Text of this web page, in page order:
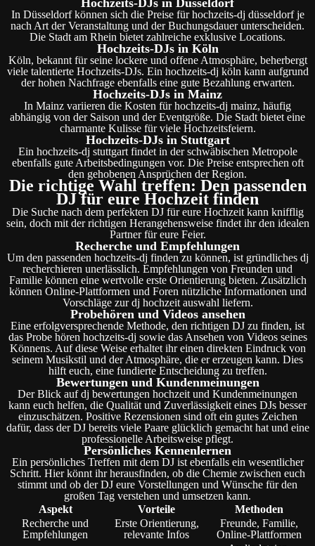
In Düsseldorf können sich die Preise für hochzeits-dj düsseldorf je
nach Art der Veranstaltung und der Buchungsdauer unterscheiden.
Die Stadt am Rhein bietet zahlreiche exklusive Locations.
Hochzeits-DJs in Köln
Köln, bekannt für seine lockere und offene Atmosphäre, beherbergt
viele talentierte Hochzeits-DJs. Ein hochzeits-dj köln kann aufgrund
der hohen Nachfrage ebenfalls eine gute Bezahlung erwarten.
Hochzeits-DJs in Mainz
In Mainz variieren die Kosten für hochzeits-dj mainz, häufig
abhängig von der Saison und der Eventgröße. Die Stadt bietet eine
charmante Kulisse für viele Hochzeitsfeiern.
Hochzeits-DJs in Stuttgart
Ein hochzeits-dj stuttgart findet in der schwäbischen Metropole
ebenfalls gute Arbeitsbedingungen vor. Die Preise entsprechen oft
den gehobenen Ansprüchen der Region.
Die richtige Wahl treffen: Den passenden
DJ für eure Hochzeit finden
Die Suche nach dem perfekten DJ für eure Hochzeit kann knifflig
sein, doch mit der richtigen Herangehensweise findet ihr den idealen
Partner für eure Feier.
Recherche und Empfehlungen
Um den passenden hochzeits-dj finden zu können, ist gründliches dj
recherchieren unerlässlich. Empfehlungen von Freunden und
Familie können eine wertvolle erste Orientierung bieten. Zusätzlich
können Online-Plattformen und Foren nützliche Informationen und
Vorschläge zur dj hochzeit auswahl liefern.
Probehören und Videos ansehen
Eine erfolgversprechende Methode, den richtigen DJ zu finden, ist
das Probe hören hochzeits-dj sowie das Ansehen von Videos seines
Könnens. Auf diese Weise erhaltet ihr einen direkten Eindruck von
seinem Musikstil und der Atmosphäre, die er erzeugen kann. Dies
hilft euch, eine fundierte Entscheidung zu treffen.
Bewertungen und Kundenmeinungen
Der Blick auf dj bewertungen hochzeit und Kundenmeinungen
kann euch helfen, die Qualität und Zuverlässigkeit eines DJs besser
einzuschätzen. Positive Rezensionen sind oft ein gutes Zeichen
dafür, dass der DJ bereits viele Paare glücklich gemacht hat und eine
professionelle Arbeitsweise pflegt.
Persönliches Kennenlernen
Ein persönliches Treffen mit dem DJ ist ebenfalls ein wesentlicher
Schritt. Hier könnt ihr herausfinden, ob die Chemie zwischen euch
stimmt und ob der DJ eure Vorstellungen und Wünsche für den
großen Tag verstehen und umsetzen kann.
Aspekt
Vorteile
Methoden
Recherche und
Empfehlungen
Erste Orientierung,
relevante Infos
Freunde, Familie,
Online-Plattformen